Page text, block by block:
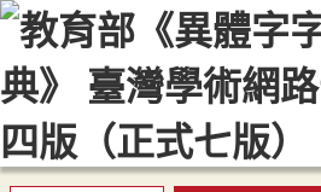
::: 最新消息 常見問題 編輯說明
顯示模式
網站導覽